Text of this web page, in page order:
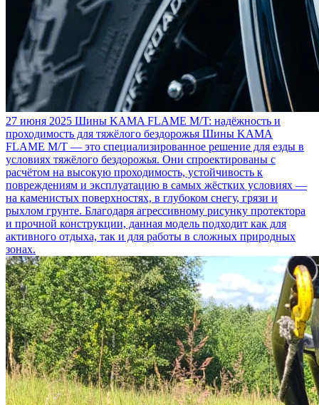
27 июня 2025 Шины KAMA FLAME M/T: надёжность и
проходимость для тяжёлого бездорожья Шины KAMA
FLAME M/T — это специализированное решение для езды в
условиях тяжёлого бездорожья. Они спроектированы с
расчётом на высокую проходимость, устойчивость к
повреждениям и эксплуатацию в самых жёстких условиях —
на каменистых поверхностях, в глубоком снегу, грязи и
рыхлом грунте. Благодаря агрессивному рисунку протектора
и прочной конструкции, данная модель подходит как для
активного отдыха, так и для работы в сложных природных
зонах.